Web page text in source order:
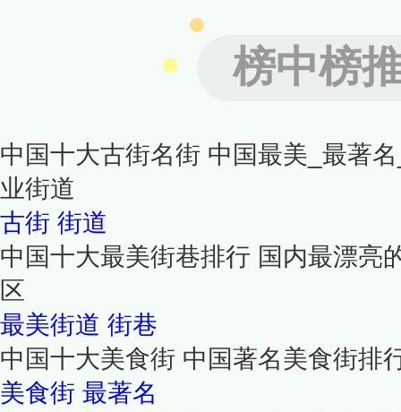
榜中榜
中国十大古街名街 中国最美_最著
业街道
古街 街道
中国十大最美街巷排行 国内最漂亮
区
最美街道 街巷
中国十大美食街 中国著名美食街排
美食街 最著名